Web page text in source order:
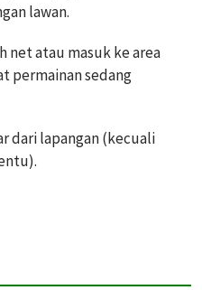
lawan.
net atau masuk ke area
permainan sedang
dari lapangan (kecuali